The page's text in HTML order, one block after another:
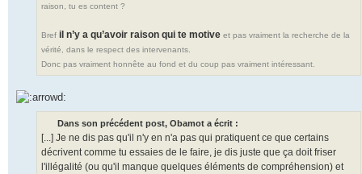
raison, tu es content ?
Bref il n’y a qu’avoir raison qui te motive et pas vraiment la recherche de la
vérité, dans le respect des intervenants.
Donc pas vraiment honnête au fond et du coup pas vraiment intéressant.
Dans son précédent post, Obamot a écrit :
[...] Je ne dis pas qu'il n'y en n'a pas qui pratiquent ce que certains
décrivent comme tu essaies de le faire, je dis juste que ça doit friser
l'illégalité (ou qu'il manque quelques éléments de compréhension) et